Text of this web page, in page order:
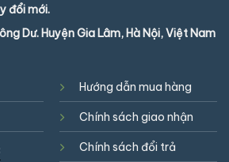
đổi mới.
Dư. Huyện Gia Lâm, Hà Nội, Việt Nam
Hướng dẫn mua hàng
Chính sách giao nhận
Chính sách đổi trả